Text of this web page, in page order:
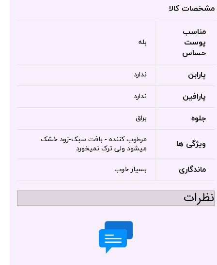
مشخصات کالا
مناسب
پوست
حساس
بله
پارابن ندارد
پارافین ندارد
جلوه براق
ویژگی ها
مرطوب کننده - بافت سبک-زود خشک
میشود ولی ترک نمیخورد
ماندگاری بسیار خوب
نظرات